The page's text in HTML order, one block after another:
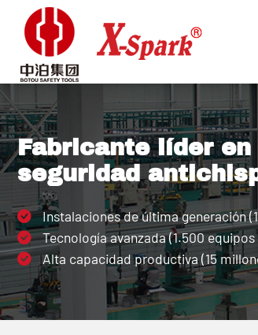
Fabricante líder
seguridad
Instalaciones de última generación
Tecnología avanzada (1.500
Alta capacidad productiva (15